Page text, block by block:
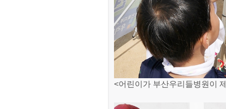
<어린이가 부산우리들병원이